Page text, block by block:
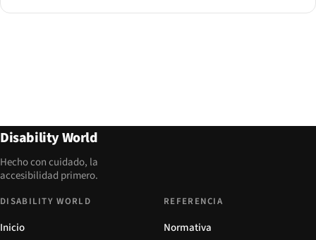
Disability World
Hecho con cuidado, la
accesibilidad primero.
DISABILITY WORLD
Inicio
REFERENCIA
Normativa